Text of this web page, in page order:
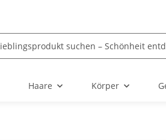
Haare Körper